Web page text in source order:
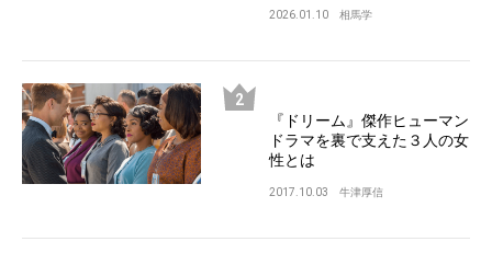
2026.01.10 相馬学
『ドリーム』傑作ヒューマン
ドラマを裏で支えた３人の女
性とは
2017.10.03 牛津厚信